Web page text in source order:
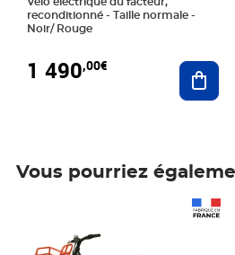
reconditionné - Taille normale -
Noir/ Rouge
1 490,00€
Vous pourriez